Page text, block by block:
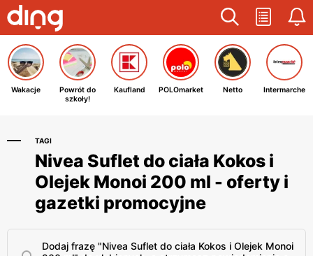
Wakacje
Powrót do
szkoły!
Kaufland POLOmarket Netto Intermarche
TAGI
Nivea Suflet do ciała Kokos i
Olejek Monoi 200 ml - oferty i
gazetki promocyjne
Dodaj frazę "Nivea Suflet do ciała Kokos i Olejek Monoi